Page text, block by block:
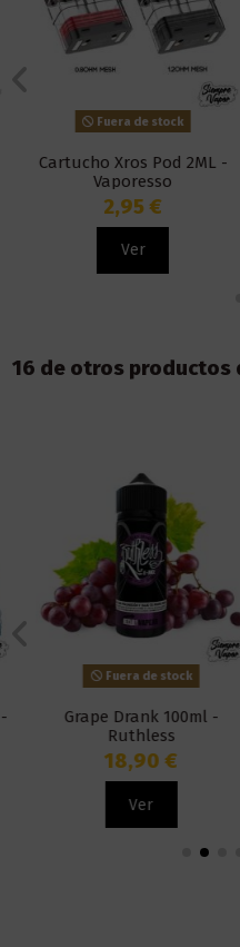
Fuera de stock
Cartucho Xros Pod 2ML -
Vaporesso
2,95 €
Ver
16 de otros productos
Fuera de stock
Grape Drank 100ml -
Ruthless
18,90 €
Ver